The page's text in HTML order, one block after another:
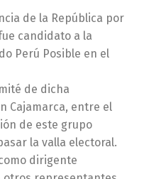
de la República por
candidato a la
Perú Posible en el
de dicha
Cajamarca, entre el
de este grupo
la valla electoral.
dirigente